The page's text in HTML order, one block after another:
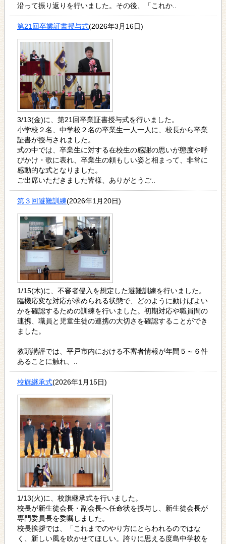
沿って振り返りを行いました。その後、「これか..
第21回卒業証書授与式(2026年3月16日)
3/13(金)に、第21回卒業証書授与式を行いました。
小学校２名、中学校２名の卒業生一人一人に、校長から卒業
証書が授与されました。
式の中では、卒業生に対する在校生の感謝の思いが態度や呼
びかけ・歌に表れ、卒業生の頼もしい姿と相まって、非常に
感動的な式となりました。
ご出席いただきました皆様、ありがとうご..
第３回避難訓練(2026年1月20日)
1/15(木)に、不審者侵入を想定した避難訓練を行いました。
臨機応変な対応が求められる状態で、どのように動けばよい
かを確認するための訓練を行いました。初期対応や職員間の
連携、職員と児童生徒の連携の大切さを確認することができ
ました。
教頭講評では、平戸市内における不審者情報が年間５～６件
あることに触れ、..
校旗継承式(2026年1月15日)
1/13(火)に、校旗継承式を行いました。
校長が新生徒会長・副会長へ任命状を授与し、新生徒会長が
専門委員長を委嘱しました。
校長挨拶では、「これまでのやり方にとらわれるのではな
く、新しい風を吹かせてほしい。誇りに思える度島中学校を